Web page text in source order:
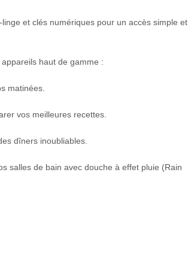
et clés numériques pour un accès simple et
haut de gamme :
matinées.
vos meilleures recettes.
dîners inoubliables.
salles de bain avec douche à effet pluie (Rain